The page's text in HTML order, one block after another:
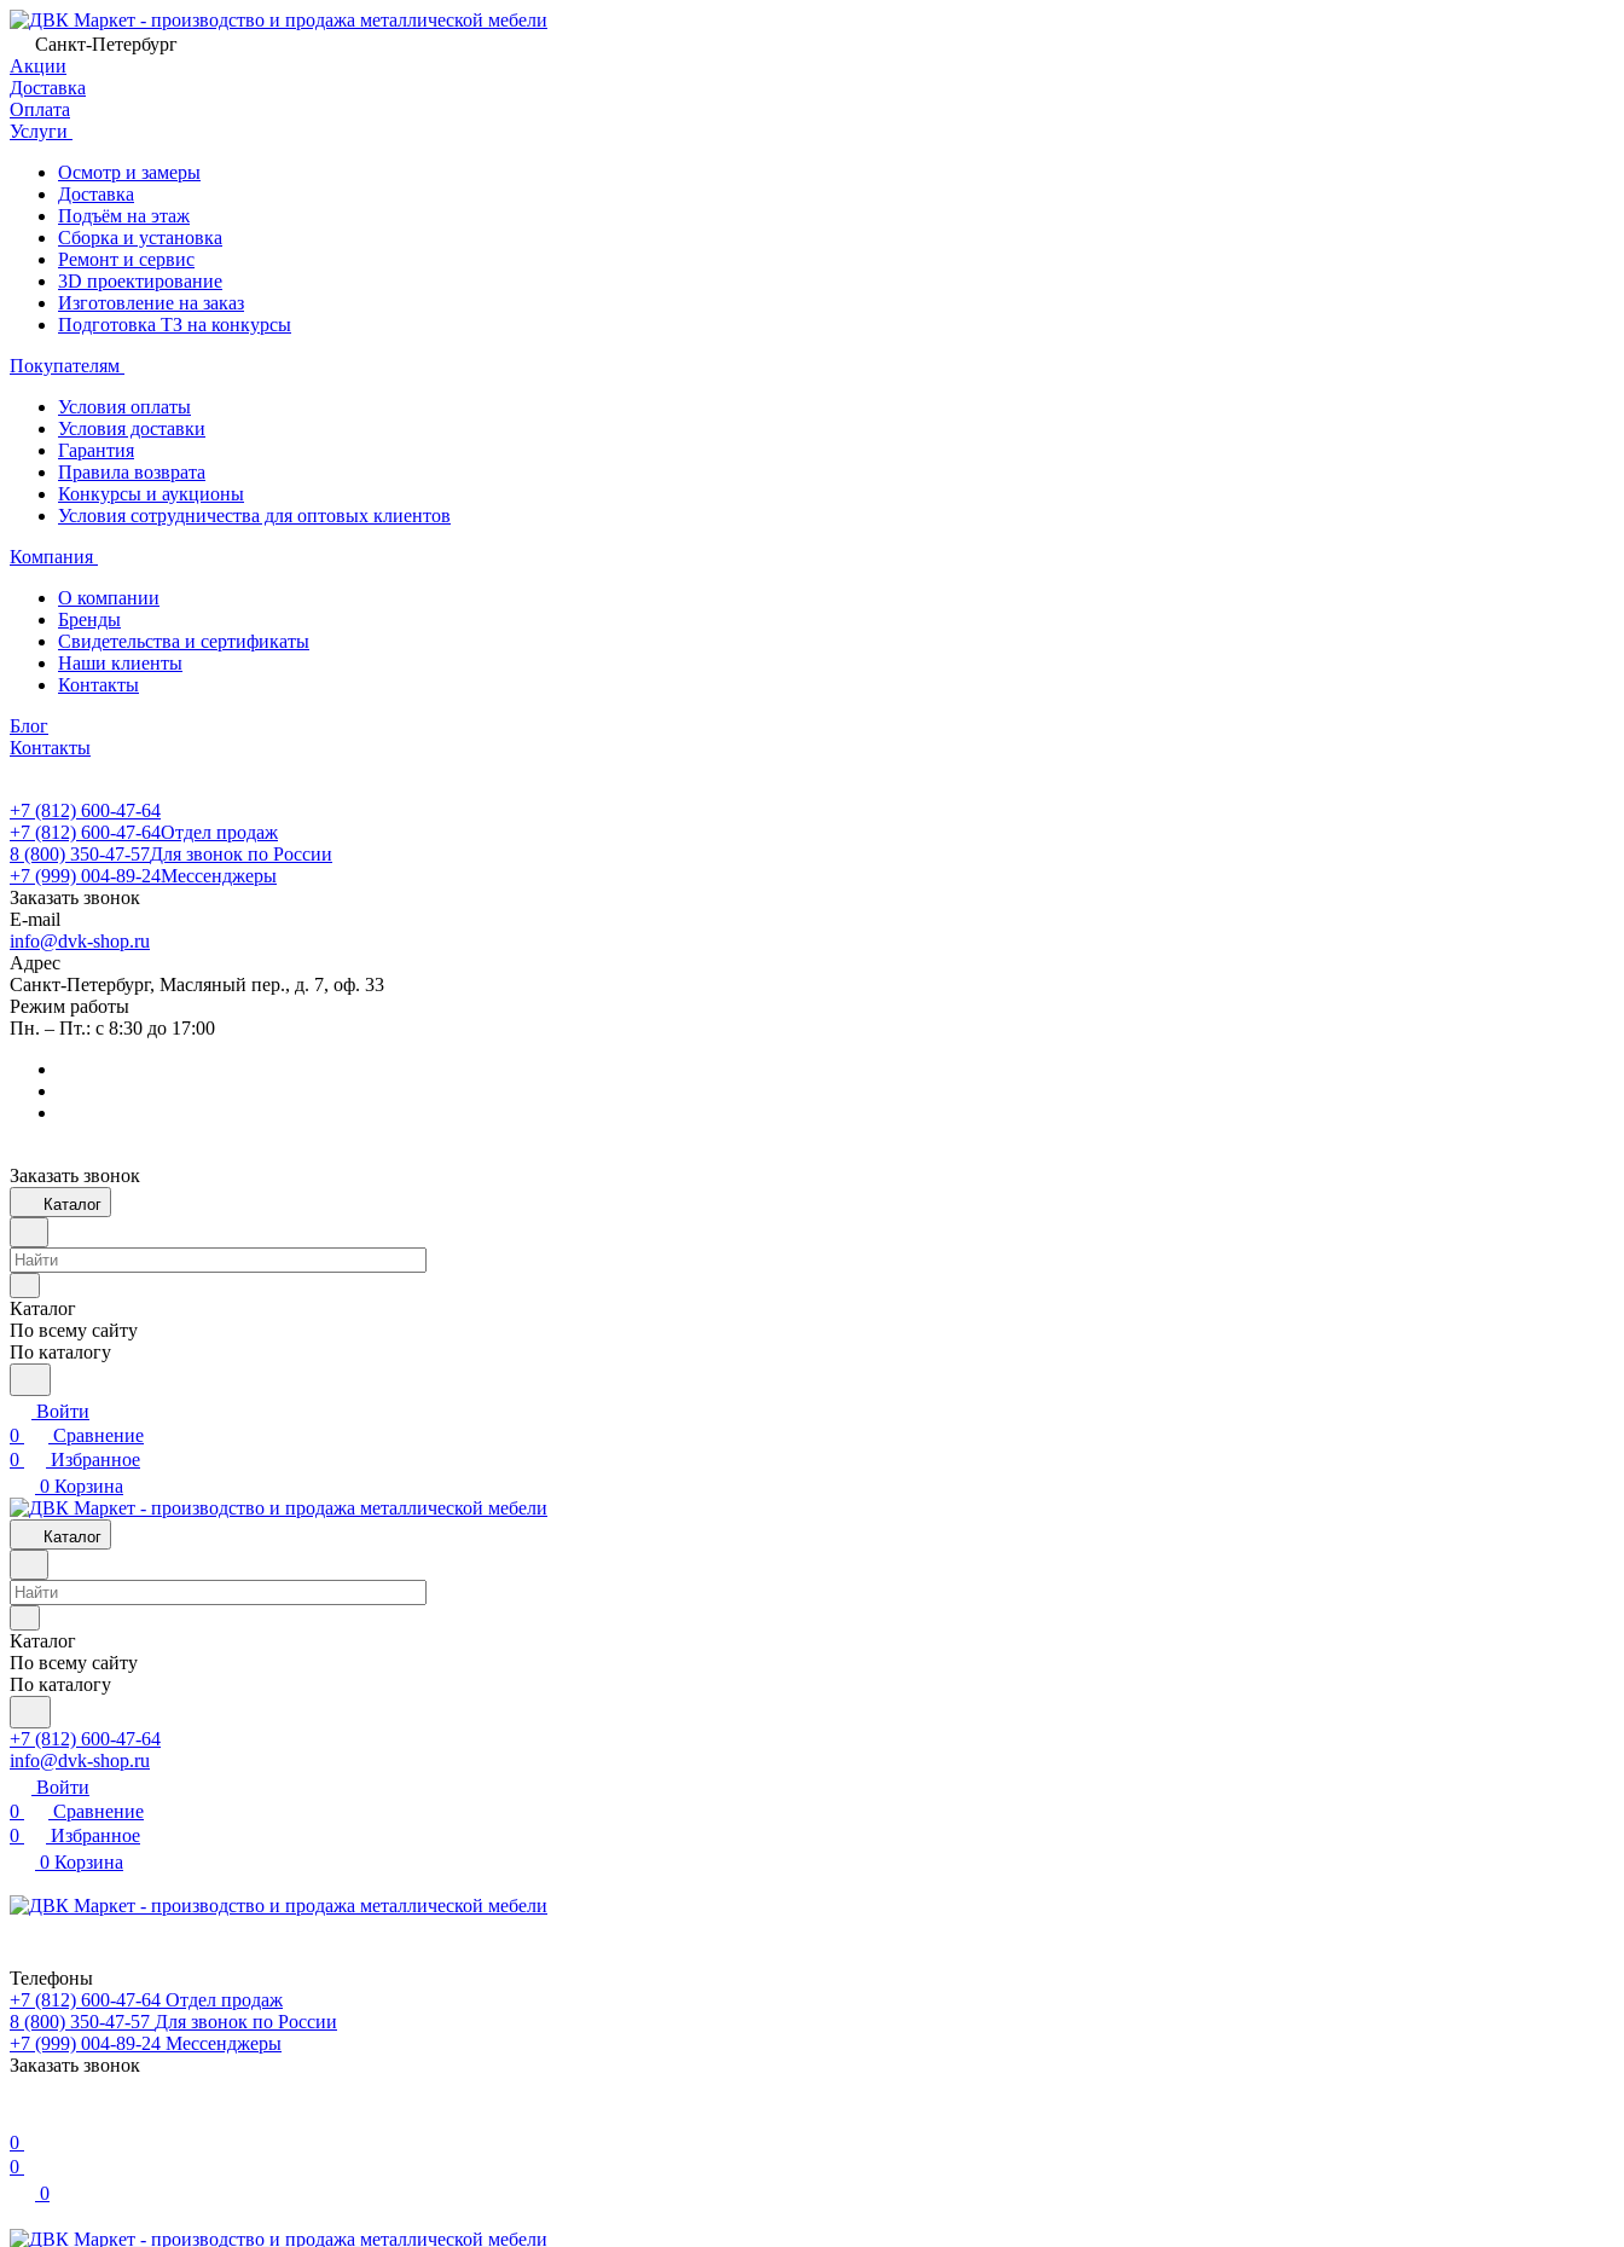
Санкт-Петербург
Акции
Доставка
Оплата
Услуги
Осмотр и замеры
Доставка
Подъём на этаж
Сборка и установка
Ремонт и сервис
3D проектирование
Изготовление на заказ
Подготовка ТЗ на конкурсы
Покупателям
Условия оплаты
Условия доставки
Гарантия
Правила возврата
Конкурсы и аукционы
Условия сотрудничества для оптовых клиентов
Компания
О компании
Бренды
Свидетельства и сертификаты
Наши клиенты
Контакты
Блог
Контакты
+7 (812) 600-47-64
+7 (812) 600-47-64Отдел продаж
8 (800) 350-47-57Для звонок по России
+7 (999) 004-89-24Мессенджеры
Заказать звонок
E-mail
info@dvk-shop.ru
Адрес
Санкт-Петербург, Масляный пер., д. 7, оф. 33
Режим работы
Пн. – Пт.: с 8:30 до 17:00
Заказать звонок
Каталог
Каталог
По всему сайту
По каталогу
Войти
0
Сравнение
0
Избранное
0 Корзина
Каталог
Каталог
По всему сайту
По каталогу
+7 (812) 600-47-64
info@dvk-shop.ru
Войти
0
Сравнение
0
Избранное
0 Корзина
Телефоны
+7 (812) 600-47-64 Отдел продаж
8 (800) 350-47-57 Для звонок по России
+7 (999) 004-89-24 Мессенджеры
Заказать звонок
0
0
0